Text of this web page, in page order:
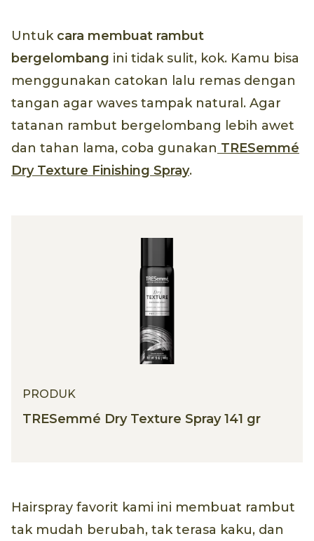
Untuk cara membuat rambut
bergelombang ini tidak sulit, kok. Kamu bisa
menggunakan catokan lalu remas dengan
tangan agar waves tampak natural. Agar
tatanan rambut bergelombang lebih awet
dan tahan lama, coba gunakan TRESemmé
Dry Texture Finishing Spray.
PRODUK
TRESemmé Dry Texture Spray 141 gr
Hairspray favorit kami ini membuat rambut
tak mudah berubah, tak terasa kaku, dan